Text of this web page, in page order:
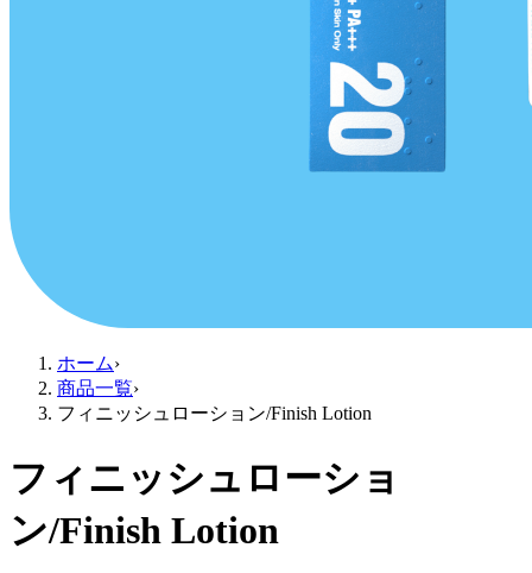
ホーム›
商品一覧›
フィニッシュローション/Finish Lotion
フィニッシュローショ
ン/Finish Lotion